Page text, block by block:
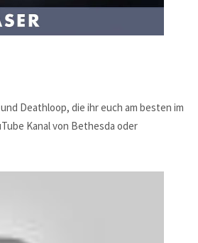
Deathloop, die ihr euch am besten im
Kanal von Bethesda oder